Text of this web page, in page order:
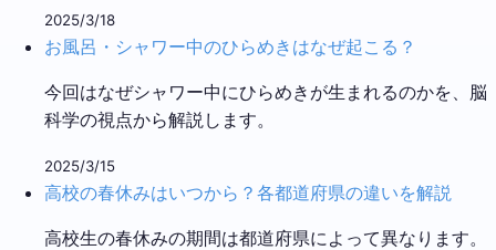
2025/3/18
お風呂・シャワー中のひらめきはなぜ起こる？
今回はなぜシャワー中にひらめきが生まれるのかを、脳
科学の視点から解説します。
2025/3/15
高校の春休みはいつから？各都道府県の違いを解説
高校生の春休みの期間は都道府県によって異なります。